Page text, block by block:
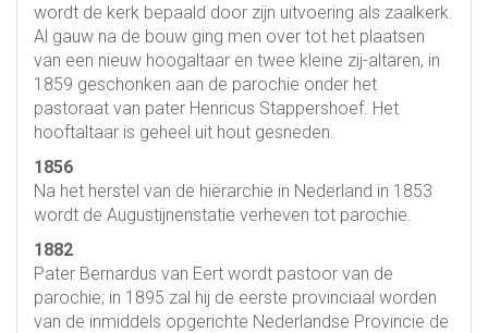
wordt de kerk bepaald door zijn uitvoering als zaalkerk.
Al gauw na de bouw ging men over tot het plaatsen
van een nieuw hoogaltaar en twee kleine zij-altaren, in
1859 geschonken aan de parochie onder het
pastoraat van pater Henricus Stappershoef. Het
hooftaltaar is geheel uit hout gesneden.
1856
Na het herstel van de hiërarchie in Nederland in 1853
wordt de Augustijnenstatie verheven tot parochie.
1882
Pater Bernardus van Eert wordt pastoor van de
parochie; in 1895 zal hij de eerste provinciaal worden
van de inmiddels opgerichte Nederlandse Provincie de